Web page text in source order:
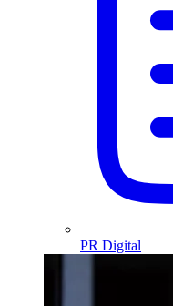
PR Digital